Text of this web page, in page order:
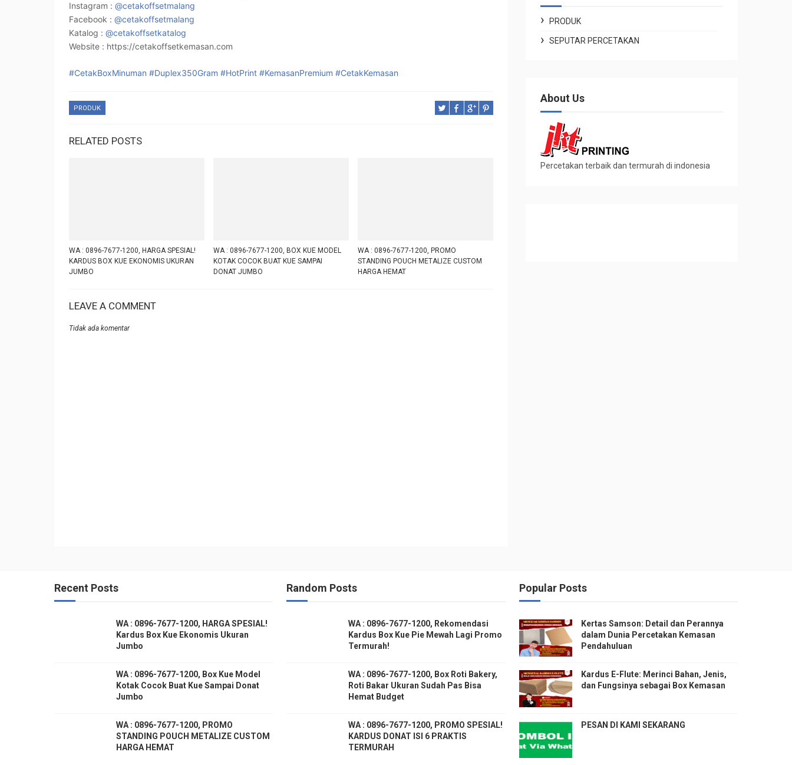
Instagram : @cetakoffsetmalang
Facebook : @cetakoffsetmalang
Katalog : @cetakoffsetkatalog
Website : https://cetakoffsetkemasan.com
#CetakBoxMinuman #Duplex350Gram #HotPrint #KemasanPremium #CetakKemasan
PRODUK
RELATED POSTS
WA : 0896-7677-1200, HARGA SPESIAL!
KARDUS BOX KUE EKONOMIS UKURAN
JUMBO
WA : 0896-7677-1200, BOX KUE MODEL
KOTAK COCOK BUAT KUE SAMPAI
DONAT JUMBO
WA : 0896-7677-1200, PROMO
STANDING POUCH METALIZE CUSTOM
HARGA HEMAT
LEAVE A COMMENT
Tidak ada komentar
PRODUK
SEPUTAR PERCETAKAN
About Us
Percetakan terbaik dan termurah di indonesia
Recent Posts
WA : 0896-7677-1200, HARGA SPESIAL!
Kardus Box Kue Ekonomis Ukuran
Jumbo
WA : 0896-7677-1200, Box Kue Model
Kotak Cocok Buat Kue Sampai Donat
Jumbo
WA : 0896-7677-1200, PROMO
STANDING POUCH METALIZE CUSTOM
HARGA HEMAT
Random Posts
WA : 0896-7677-1200, Rekomendasi
Kardus Box Kue Pie Mewah Lagi Promo
Termurah!
WA : 0896-7677-1200, Box Roti Bakery,
Roti Bakar Ukuran Sudah Pas Bisa
Hemat Budget
WA : 0896-7677-1200, PROMO SPESIAL!
KARDUS DONAT ISI 6 PRAKTIS
TERMURAH
Popular Posts
Kertas Samson: Detail dan Perannya
dalam Dunia Percetakan Kemasan
Pendahuluan
Kardus E-Flute: Merinci Bahan, Jenis,
dan Fungsinya sebagai Box Kemasan
PESAN DI KAMI SEKARANG